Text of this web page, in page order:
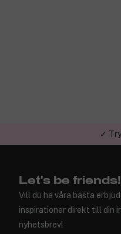
✓ Över 1,5 miljon
Let's be friends!
Vill du ha våra bästa
inspirationer direkt till din
nyhetsbrev!